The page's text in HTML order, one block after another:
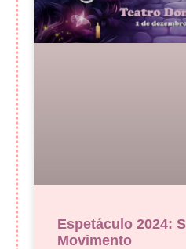
Espetáculo 2024:
Movimento